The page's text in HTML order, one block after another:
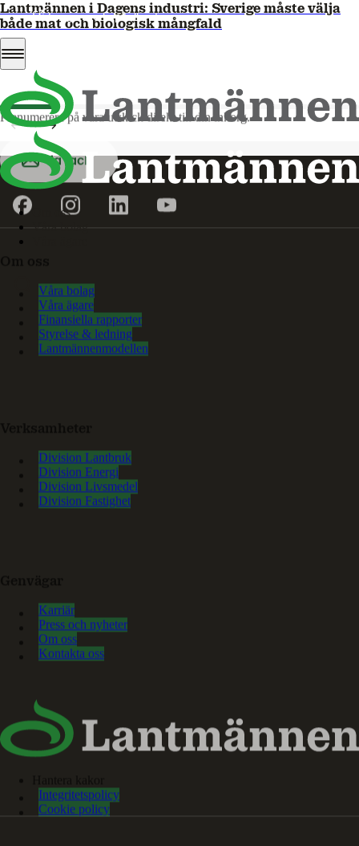
Logga in e-kapitalkonto
Om oss
Lantmännen i Dagens industri: Sverige måste välja
både mat och biologisk mångfald
Nyhet
Håll dig uppdaterad!
Prenumerera på våra utskick direkt till din inkorg.
Ja tack
Våra bolag
Våra ägare
Finansiella rapporter
Styrelse & ledning
Lantmännenmodellen
Division Lantbruk
Division Energi
Division Livsmedel
Division Fastighet
Karriär
Press och nyheter
Om oss
Kontakta oss
Integritetspolicy
Cookie policy